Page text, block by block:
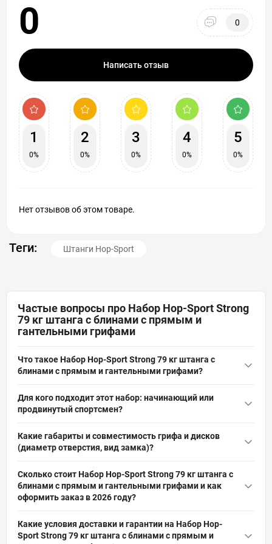
0 0
Написать отзыв
1
0%
2
0%
3
0%
4
0%
5
0%
Нет отзывов об этом товаре.
Теги: Штанги Hop-Sport
Частые вопросы про Набор Hop-Sport Strong
79 кг штанга с блинами с прямым и
гантельными грифами
Что такое Набор Hop-Sport Strong 79 кг штанга с
блинами с прямым и гантельными грифами?
гантельными грифами — это комплект из 79 кг металлических
см (30 мм), двух гантельных грифов 40 см и хромированных
винтовых зажимов. Подходит для домашних силовых
Для кого подходит этот набор: начинающий или
продвинутый спортсмен?
продвинутым: есть мелкие диски для постепенной
упражнений. Гриф 167 см и гантельные грифы позволяют
варьировать нагрузку и технику тренировки.
Какие габариты и совместимость грифа и дисков
(диаметр отверстия, вид замка)?
гриф прямой 167 см с посадочным 30 мм указан в
характеристиках; замки винтовые хромированные. Проверьте
соединением, чтобы обеспечить совместимость и
безопасность.
Сколько стоит Набор Hop-Sport Strong 79 кг штанга с
блинами с прямым и гантельными грифами и как
оформить заказ в 2026 году?
Strong 79 кг штанга с блинами с прямым и гантельными
Какие условия доставки и гарантии на Набор Hop-
Sport Strong 79 кг штанга с блинами с прямым и